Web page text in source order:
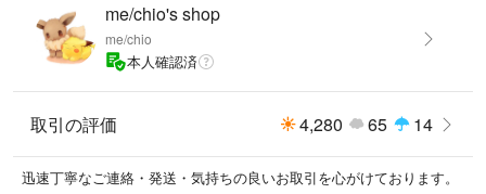
me/chio's shop
me/chio
本人確認済
取引の評価 4,280 65 14
迅速丁寧なご連絡・発送・気持ちの良いお取引を心がけております。